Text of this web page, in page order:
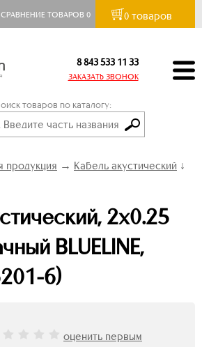
СРАВНЕНИЕ ТОВАРОВ0 0 товаров
8 843 533 11 33
ЗАКАЗАТЬ ЗВОНОК
товаров по каталогу:
продукция → Кабель акустический ↓
2х0.25
BLUELINE,
6)
оценить первым